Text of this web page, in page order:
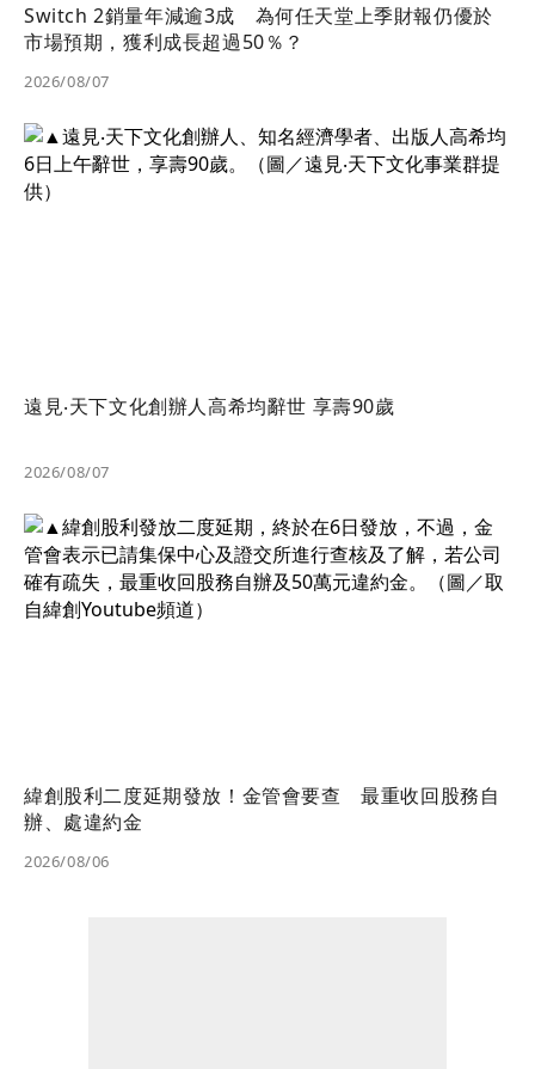
Switch 2銷量年減逾3成 為何任天堂上季財報仍優於
市場預期，獲利成長超過50％？
2026/08/07
遠見‧天下文化創辦人高希均辭世 享壽90歲
2026/08/07
緯創股利二度延期發放！金管會要查 最重收回股務自
辦、處違約金
2026/08/06